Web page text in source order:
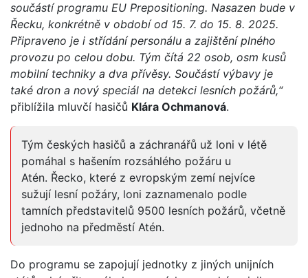
součástí programu EU Prepositioning. Nasazen bude v
Řecku, konkrétně v období od 15. 7. do 15. 8. 2025.
Připraveno je i střídání personálu a zajištění plného
provozu po celou dobu. Tým čítá 22 osob, osm kusů
mobilní techniky a dva přívěsy. Součástí výbavy je
také dron a nový speciál na detekci lesních požárů,“
přiblížila mluvčí hasičů Klára Ochmanová.
Tým českých hasičů a záchranářů už loni v létě
pomáhal s hašením rozsáhlého požáru u
Atén. Řecko, které z evropským zemí nejvíce
sužují lesní požáry, loni zaznamenalo podle
tamních představitelů 9500 lesních požárů, včetně
jednoho na předměstí Atén.
Do programu se zapojují jednotky z jiných unijních